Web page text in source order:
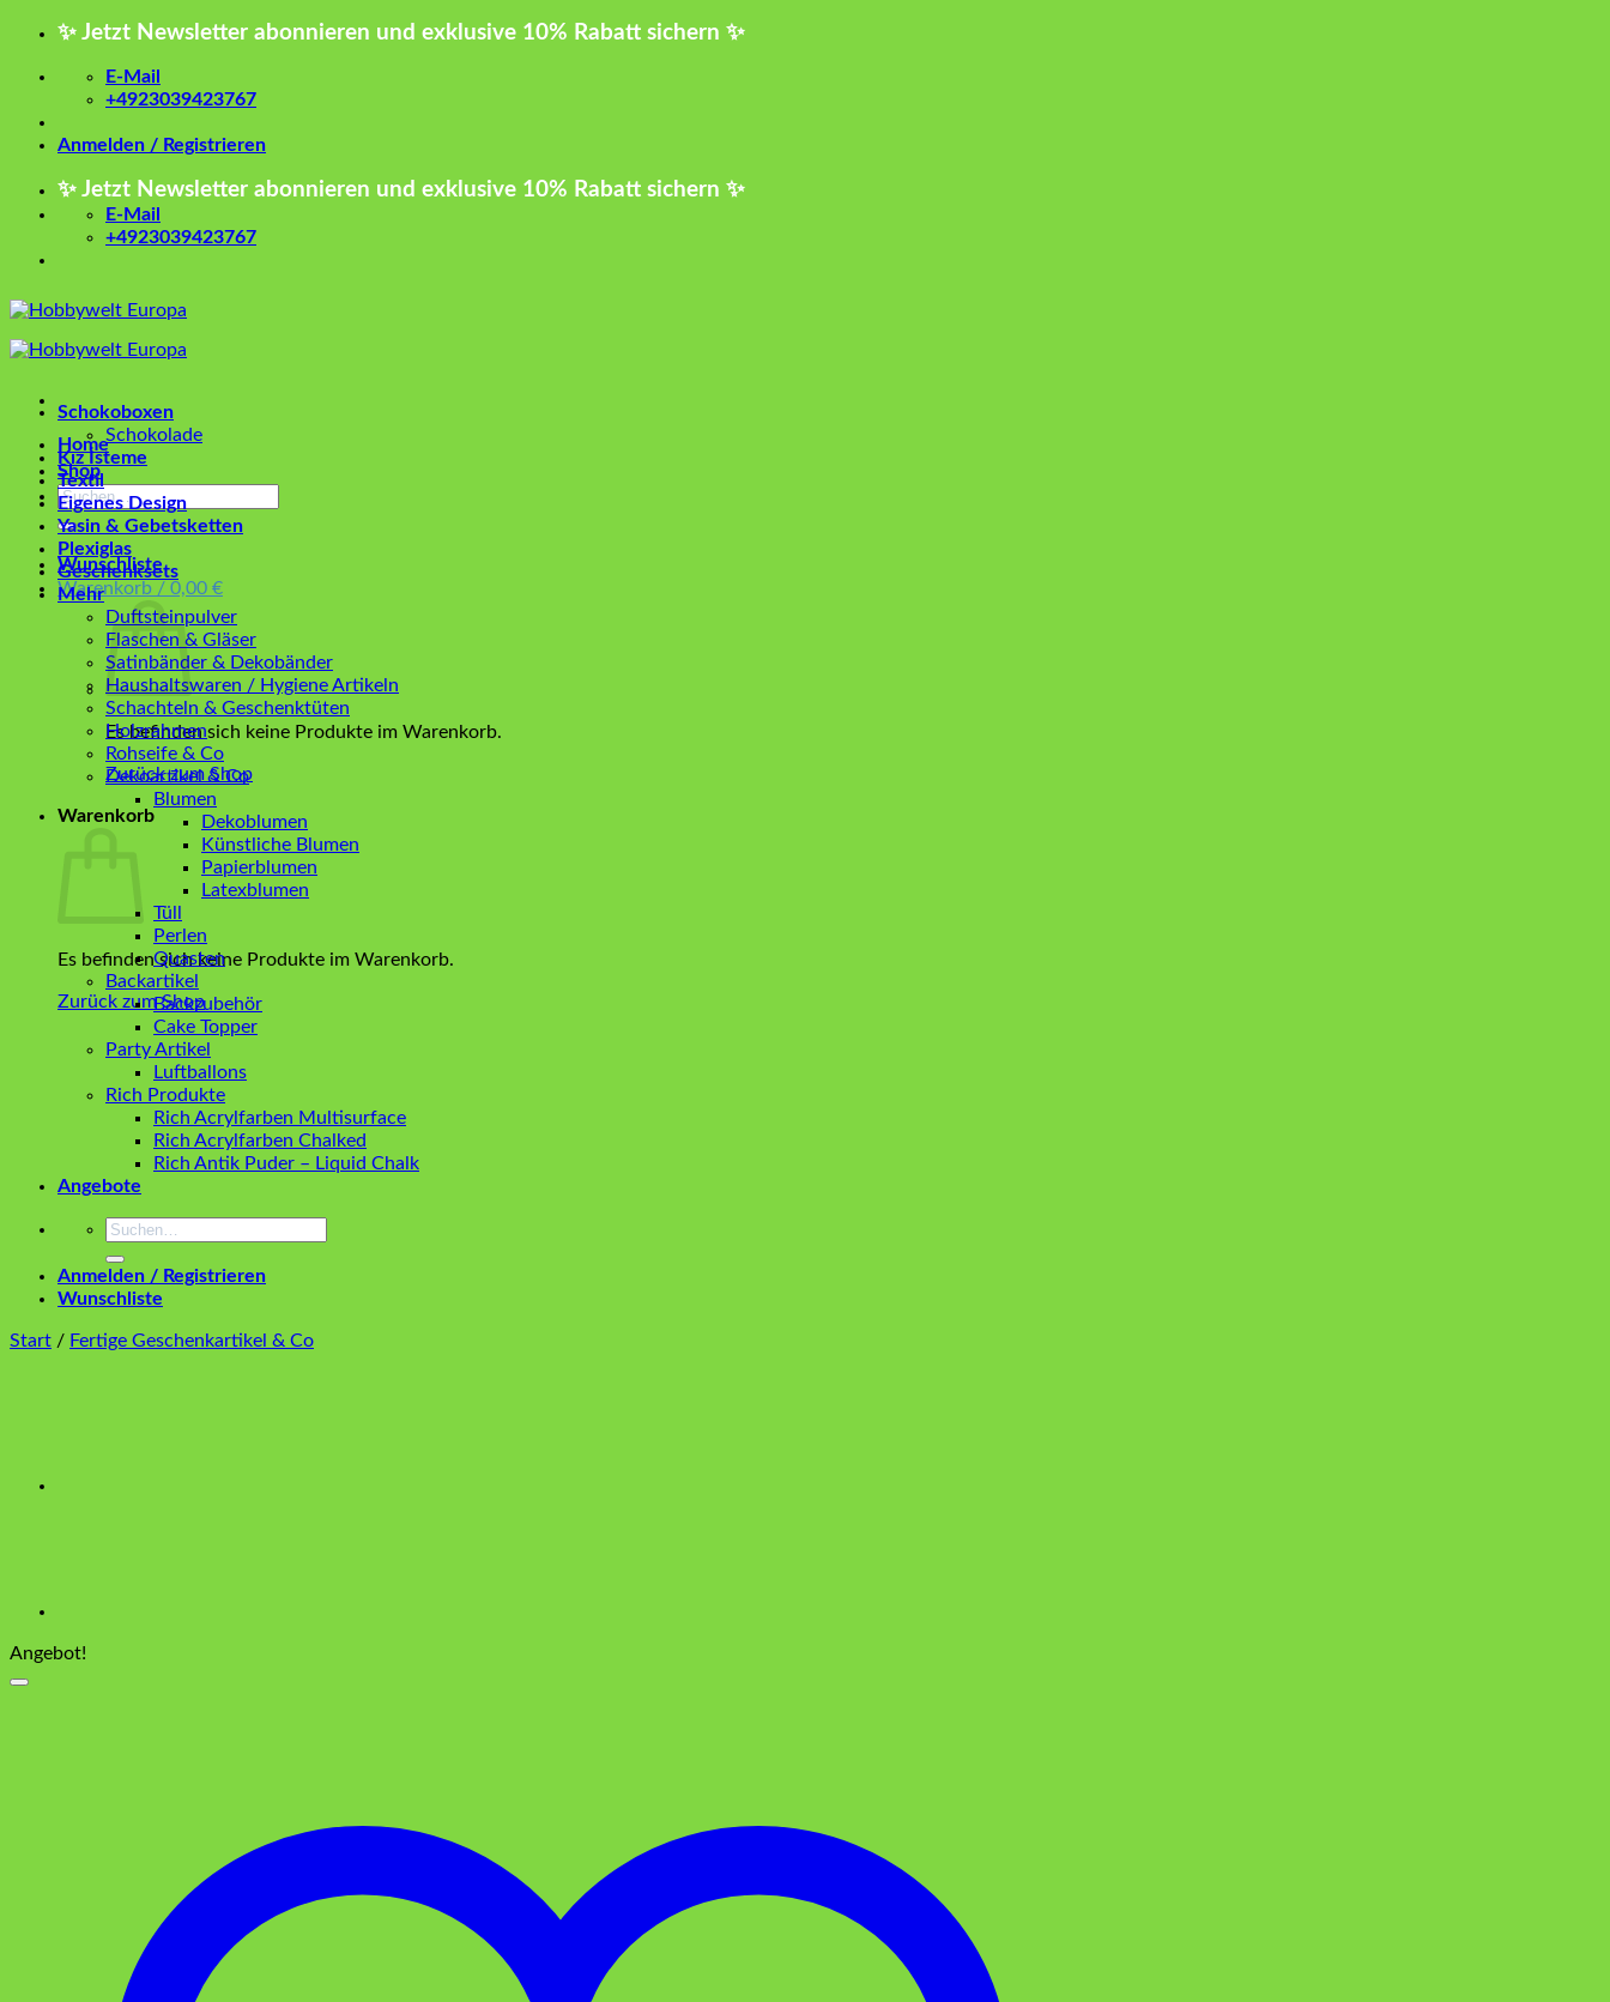
Zum
springen
✨ Jetzt Newsletter abonnieren und exklusive 10% Rabatt sichern ✨
E-Mail
+4923039423767
Anmelden / Registrieren
✨ Jetzt Newsletter abonnieren und exklusive 10% Rabatt sichern ✨
E-Mail
+4923039423767
Home
Shop
Suchen
nach:
Wunschliste
Warenkorb / 0,00 €
Es befinden sich keine Produkte im Warenkorb.
Zurück zum Shop
Warenkorb
Es befinden sich keine Produkte im Warenkorb.
Zurück zum Shop
Schokoboxen
Schokolade
Kız İsteme
Textil
Eigenes Design
Yasin & Gebetsketten
Plexiglas
Geschenksets
Mehr
Duftsteinpulver
Flaschen & Gläser
Satinbänder & Dekobänder
Haushaltswaren / Hygiene Artikeln
Schachteln & Geschenktüten
Holzrahmen
Rohseife & Co
Dekoartikel & Co
Blumen
Dekoblumen
Künstliche Blumen
Papierblumen
Latexblumen
Tüll
Perlen
Quasten
Backartikel
Backzubehör
Cake Topper
Party Artikel
Luftballons
Rich Produkte
Rich Acrylfarben Multisurface
Rich Acrylfarben Chalked
Rich Antik Puder – Liquid Chalk
Angebote
Suchen
Anmelden / Registrieren
Wunschliste
Start / Fertige Geschenkartikel & Co
Angebot!